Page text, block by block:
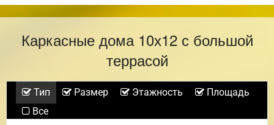
Каркасные дома 10х12 с большой
террасой
Тип Размер Этажность
Площадь
Все